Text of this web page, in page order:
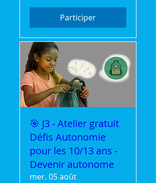
Participer
🎯 J3 - Atelier gratuit
Défis Autonomie
pour les 10/13 ans -
Devenir autonome
mer. 05 août